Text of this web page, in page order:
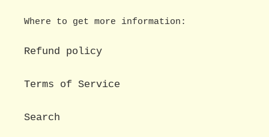
Where to get more information:
Refund policy
Terms of Service
Search